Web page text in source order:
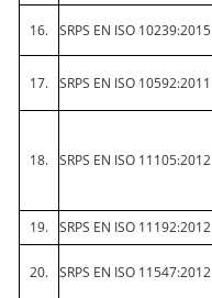
16.
SRPS EN ISO 10239:2015
17. SRPS EN ISO 10592:2011
18. SRPS EN ISO 11105:2012
19.
SRPS EN ISO 11192:2012
20. SRPS EN ISO 11547:2012